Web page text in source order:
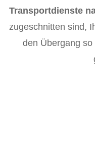
Transportdienste
zugeschnitten sind,
den Übergang